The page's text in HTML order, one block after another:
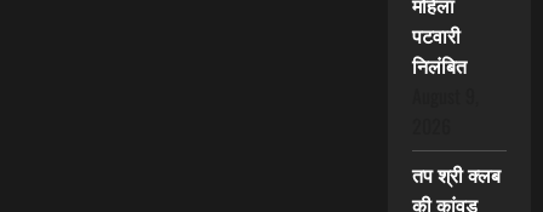
पटवारी
निलंबित
तप श्री क्लब
की कांवड़